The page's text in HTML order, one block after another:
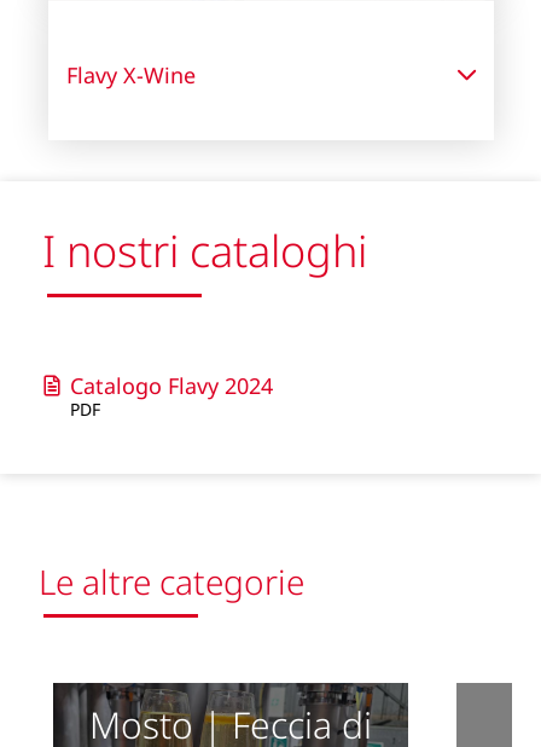
Flavy X-Wine
I nostri cataloghi
Catalogo Flavy 2024
PDF
Le altre categorie
Mosto | Feccia di